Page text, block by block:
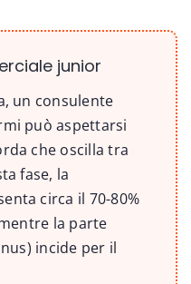
junior
un consulente
può aspettarsi
che oscilla tra
fase, la
circa il 70-80%
la parte
incide per il